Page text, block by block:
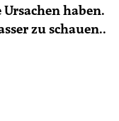
haben.
zu schauen..